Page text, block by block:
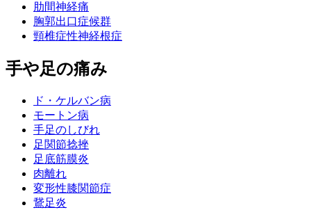
肋間神経痛
胸郭出口症候群
頸椎症性神経根症
手や足の痛み
ド・ケルバン病
モートン病
手足のしびれ
足関節捻挫
足底筋膜炎
肉離れ
変形性膝関節症
鵞足炎